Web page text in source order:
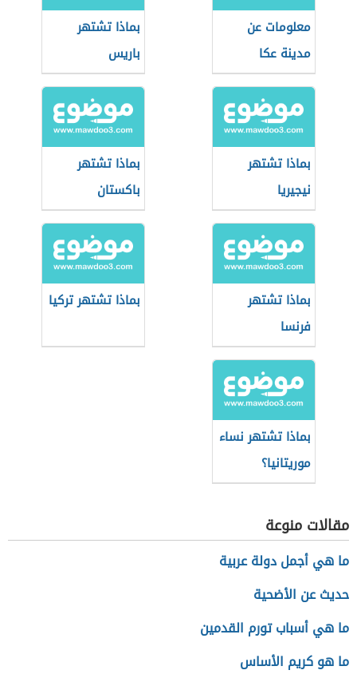
معلومات عن
مدينة عكا
بماذا تشتهر
باريس
بماذا تشتهر
نيجيريا
بماذا تشتهر
باكستان
بماذا تشتهر
فرنسا
بماذا تشتهر تركيا
بماذا تشتهر نساء
موريتانيا؟
مقالات منوعة
ما هي أجمل دولة عربية
حديث عن الأضحية
ما هي أسباب تورم القدمين
ما هو كريم الأساس